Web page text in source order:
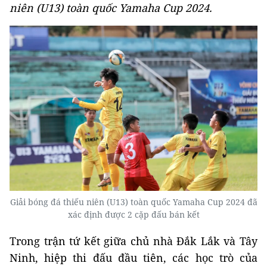
niên (U13) toàn quốc Yamaha Cup 2024.
Giải bóng đá thiếu niên (U13) toàn quốc Yamaha Cup 2024 đã
xác định được 2 cặp đấu bán kết
Trong trận tứ kết giữa chủ nhà Đắk Lắk và Tây
Ninh, hiệp thi đấu đầu tiên, các học trò của